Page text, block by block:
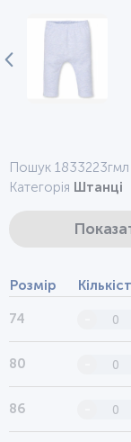
Пошук 1833223гмл
Категорія Штанці
Розмір
74
80
86